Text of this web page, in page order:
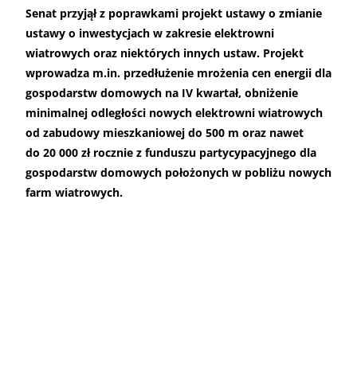
Senat przyjął z poprawkami projekt ustawy o zmianie
ustawy o inwestycjach w zakresie elektrowni
wiatrowych oraz niektórych innych ustaw. Projekt
wprowadza m.in. przedłużenie mrożenia cen energii dla
gospodarstw domowych na IV kwartał, obniżenie
minimalnej odległości nowych elektrowni wiatrowych
od zabudowy mieszkaniowej do 500 m oraz nawet
do 20 000 zł rocznie z funduszu partycypacyjnego dla
gospodarstw domowych położonych w pobliżu nowych
farm wiatrowych.